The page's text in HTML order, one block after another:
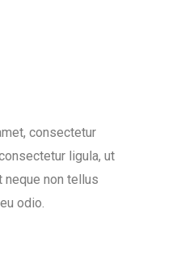
consectetur
ligula, ut
non tellus
odio.